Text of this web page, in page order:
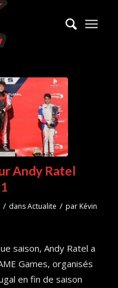
Andy Ratel
/ dansActualite / parKévin
saison, Andy Ratel a
Games, organisés
en fin de saison